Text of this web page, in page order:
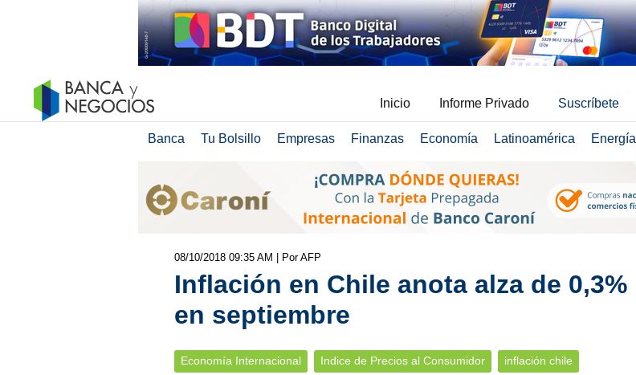
Inicio Informe Privado Suscríbete
Banca Tu Bolsillo Empresas Finanzas Economía Latinoamérica Energía
08/10/2018 09:35 AM | Por AFP
Inflación en Chile anota alza de 0,3%
en septiembre
Economía Internacional Indice de Precios al Consumidor inflación chile